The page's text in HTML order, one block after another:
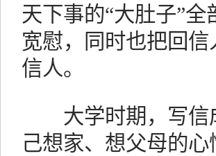
天下事的“大肚子”
宽慰，同时也把回
信人。
大学时期，写信
己想家、想父母的